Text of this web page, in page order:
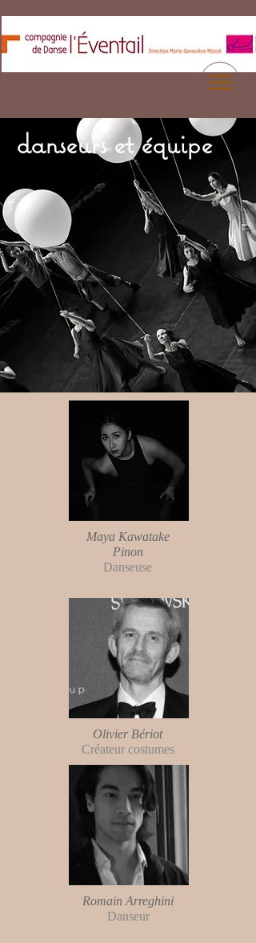
danseurs et équipe
Maya Kawatake
Pinon
Danseuse
Olivier Bériot
Créateur costumes
Romain Arreghini
Danseur